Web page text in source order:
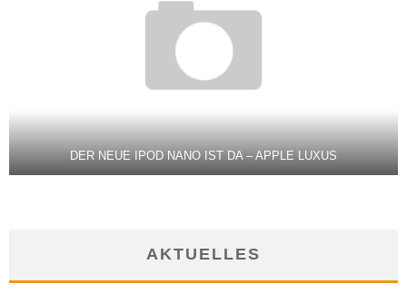
DER NEUE IPOD NANO IST DA – APPLE LUXUS
AKTUELLES